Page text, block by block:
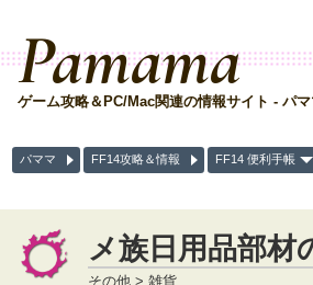
Pamama
ゲーム攻略＆PC/Mac関連の情報サイト - パ
パママ FF14攻略＆情報 FF14 便利手帳
メ族日用品部材
その他 > 雑貨